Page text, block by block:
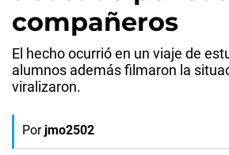
compañeros
El hecho ocurrió en un viaje de
alumnos además filmaron la
viralizaron.
Por jmo2502